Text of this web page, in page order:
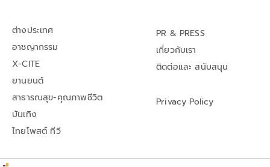
ต่างประเทศ
อาชญากรรม
X-CITE
ยานยนต์
สาธารณสุข-คุณภาพชีวิต
บันเทิง
ไทยโพสต์ ทีวี
PR & PRESS
เกี่ยวกับเรา
ติดต่อและ สนับสนุน
Privacy Policy